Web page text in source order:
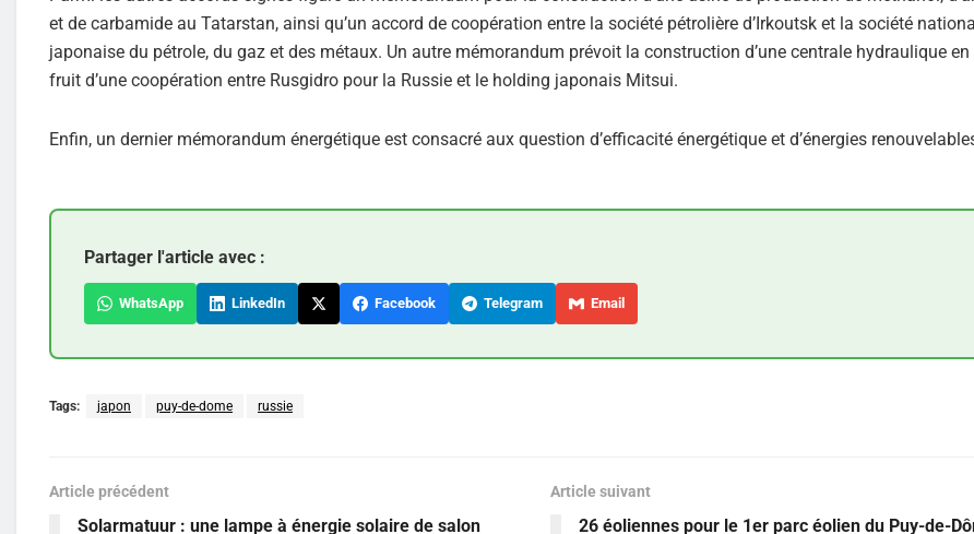
et de carbamide au Tatarstan, ainsi qu’un accord de coopération entre la société pétrolière d’Irkoutsk et la société
japonaise du pétrole, du gaz et des métaux. Un autre mémorandum prévoit la construction d’une centrale hydraulique en
fruit d’une coopération entre Rusgidro pour la Russie et le holding japonais Mitsui.
Enfin, un dernier mémorandum énergétique est consacré aux question d’efficacité énergétique et d’énergies
Partager l'article avec :
WhatsApp LinkedIn Facebook Telegram Email
Tags: japon puy-de-dome russie
Article précédent
Solarmatuur : une lampe à énergie solaire de salon
Article suivant
26 éoliennes pour le 1er parc éolien du Puy-de-